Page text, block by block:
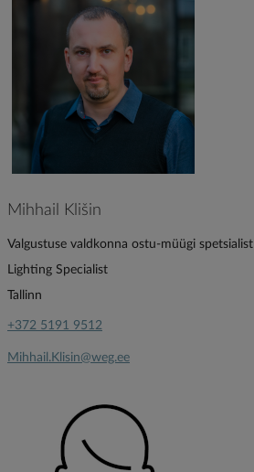
Mihhail Klišin
Valgustuse valdkonna ostu-müügi spetsialist
Lighting Specialist
Tallinn
+372 5191 9512
Mihhail.Klisin@weg.ee